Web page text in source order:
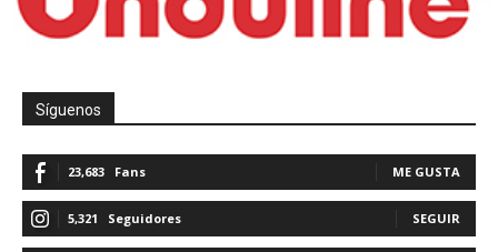
Síguenos
23,683 Fans ME GUSTA
5,321 Seguidores SEGUIR